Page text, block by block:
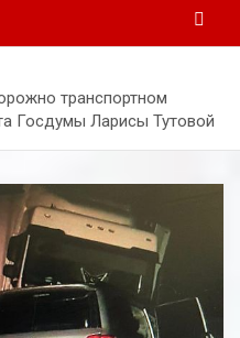
транспортном
Госдумы Ларисы Тутовой